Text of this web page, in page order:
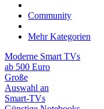
Community
Mehr Kategorien
Moderne Smart TVs
ab 500 Euro
Große
Auswahl an
Smart-TVs